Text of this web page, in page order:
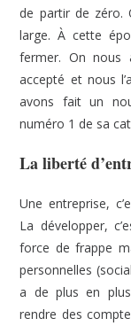
de partir de zéro.
large. À cette
fermer. On nous
accepté et nous
avons fait un
numéro 1 de sa
La liberté
Une entreprise,
La développer,
force de frappe
personnelles
a de plus en
rendre des